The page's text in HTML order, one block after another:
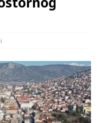
anketu za